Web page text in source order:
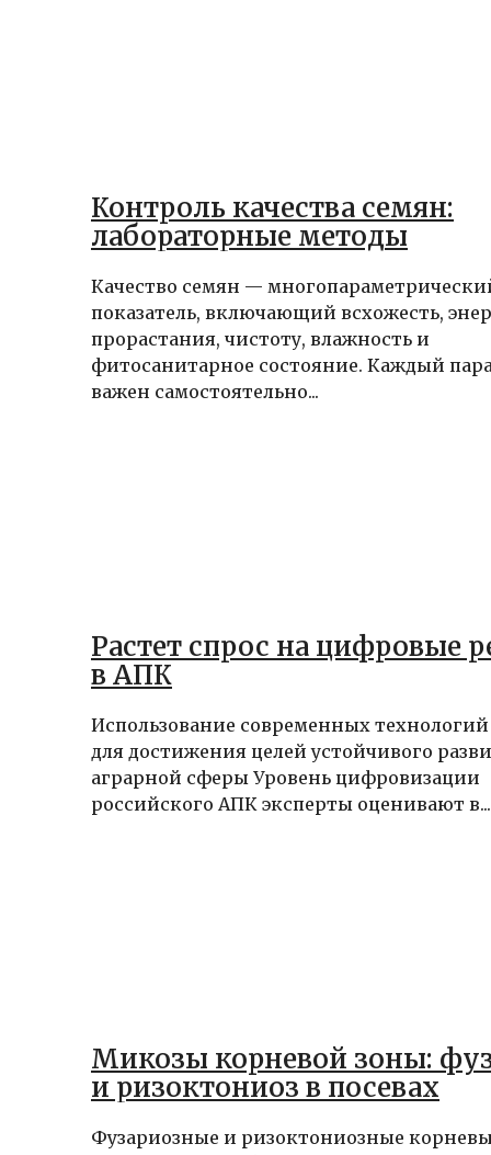
Контроль качества семян:
лабораторные методы
Качество семян —
показатель, включающий всхожесть,
прорастания, чистоту, влажность и
фитосанитарное состояние. Каждый
важен самостоятельно...
Растет спрос на цифровые
в АПК
Использование современных технологий
для достижения целей устойчивого
аграрной сферы Уровень цифровизации
российского АПК эксперты оценивают в...
Микозы корневой зоны:
и ризоктониоз в посевах
Фузариозные и ризоктониозные